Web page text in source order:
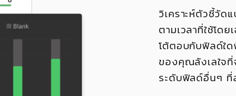
วิเคราะห์ตัวชี้วัด
ตามเวลาที่ใช้โด
โต้ตอบกับฟิลด์ใ
ของคุณลังเลใจ
ระดับฟิลด์อื่นๆ